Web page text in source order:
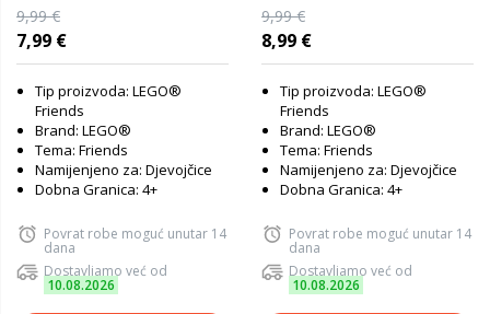
42675
9,99 €
7,99 €
Tip proizvoda: LEGO®
Friends
Brand: LEGO®
Tema: Friends
Namijenjeno za: Djevojčice
Dobna Granica: 4+
Povrat robe moguć unutar 14
dana
Dostavljamo već od
10.08.2026
9,99 €
8,99 €
Tip proizvoda: LEGO®
Friends
Brand: LEGO®
Tema: Friends
Namijenjeno za: Djevojčice
Dobna Granica: 4+
Povrat robe moguć unutar 14
dana
Dostavljamo već od
10.08.2026